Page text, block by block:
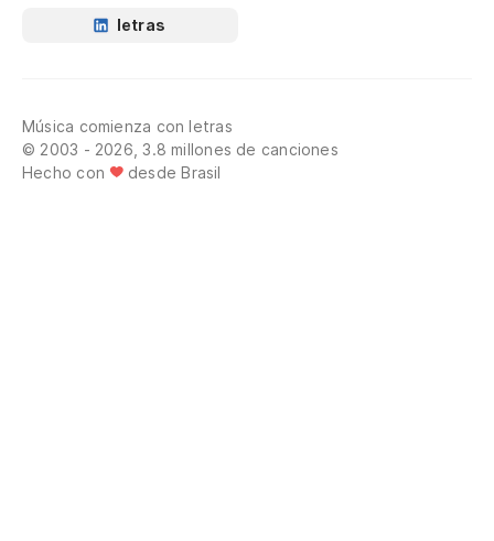
letras
Música comienza con letras
© 2003 - 2026, 3.8 millones de canciones
Hecho con
desde Brasil